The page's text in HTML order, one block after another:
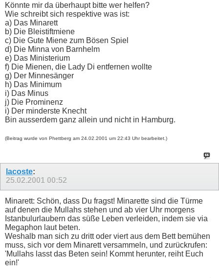
Könnte mir da überhaupt bitte wer helfen?
Wie schreibt sich respektive was ist:
a) Das Minarett
b) Die Bleistiftmiene
c) Die Gute Miene zum Bösen Spiel
d) Die Minna von Barnhelm
e) Das Ministerium
f) Die Mienen, die Lady Di entfernen wollte
g) Der Minnesänger
h) Das Minimum
i) Das Minus
j) Die Prominenz
i) Der minderste Knecht
Bin ausserdem ganz allein und nicht in Hamburg.
(Beitrag wurde von Phettberg am 24.02.2001 um 22:43 Uhr bearbeitet.)
lacoste:
25.02.2001 00:52
Minarett: Schön, dass Du fragst! Minarette sind die Türme
auf denen die Mullahs stehen und ab vier Uhr morgens
Istanbulurlaubern das süße Leben verleiden, indem sie via
Megaphon laut beten.
Weshalb man sich zu dritt oder viert aus dem Bett bemühen
muss, sich vor dem Minarett versammeln, und zurückrufen:
'Mullahs lasst das Beten sein! Kommt herunter, reiht Euch
ein!'